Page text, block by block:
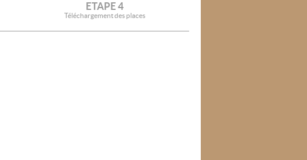
ETAPE 4
Téléchargement des places